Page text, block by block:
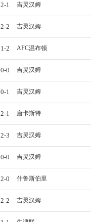
2-1 吉灵汉姆
2-2 吉灵汉姆
1-2 AFC温布顿
0-0 吉灵汉姆
0-1 吉灵汉姆
2-1 唐卡斯特
2-3 吉灵汉姆
0-0 吉灵汉姆
2-0 什鲁斯伯里
2-2 吉灵汉姆